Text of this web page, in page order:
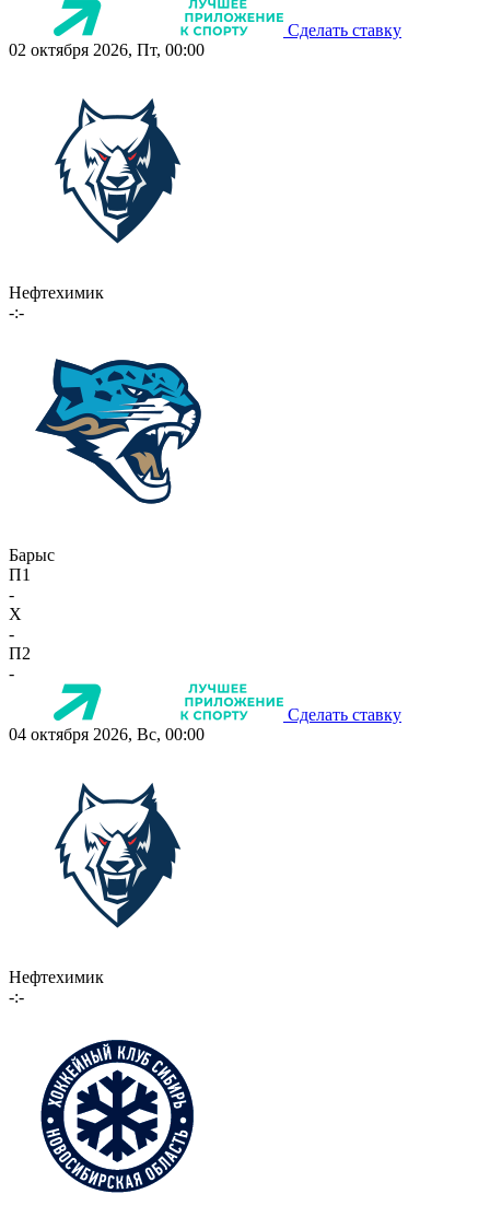
Сделать ставку
02 октября 2026, Пт, 00:00
Нефтехимик
-:-
Барыс
П1
-
X
-
П2
-
Сделать ставку
04 октября 2026, Вс, 00:00
Нефтехимик
-:-